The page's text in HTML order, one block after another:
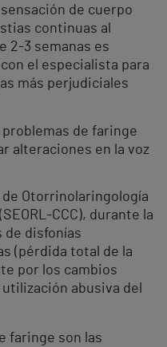
de cuerpo
continuas al
2-3 semanas es
el especialista para
más perjudiciales
de faringe
alteraciones en la voz
de Otorrinolaringología
CCC), durante la
de disfonías
(pérdida total de la
por los cambios
abusiva del
faringe son las